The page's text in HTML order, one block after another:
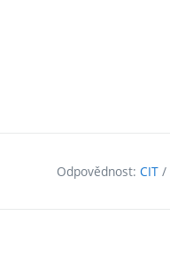
Odpovědnost: CIT /